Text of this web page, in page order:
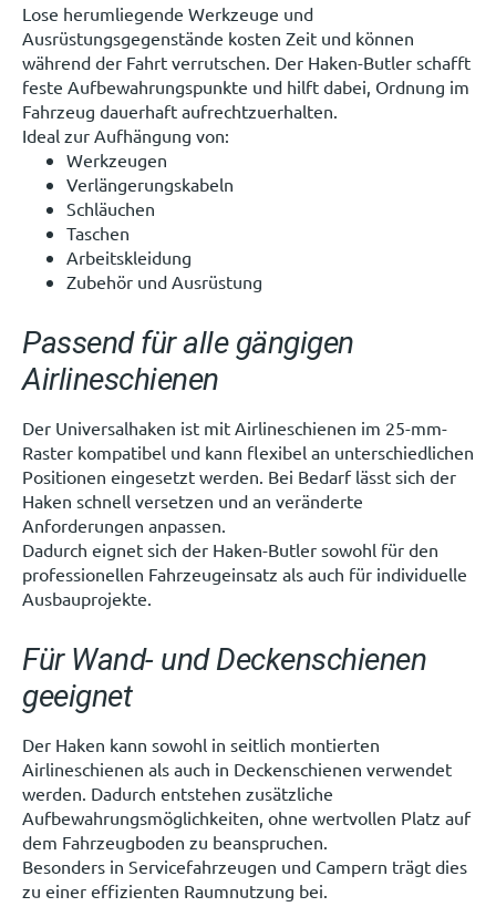
Lose herumliegende Werkzeuge und
Ausrüstungsgegenstände kosten Zeit und können
während der Fahrt verrutschen. Der Haken-Butler schafft
feste Aufbewahrungspunkte und hilft dabei, Ordnung im
Fahrzeug dauerhaft aufrechtzuerhalten.
Ideal zur Aufhängung von:
Werkzeugen
Verlängerungskabeln
Schläuchen
Taschen
Arbeitskleidung
Zubehör und Ausrüstung
Passend für alle gängigen
Airlineschienen
Der Universalhaken ist mit Airlineschienen im 25-mm-
Raster kompatibel und kann flexibel an unterschiedlichen
Positionen eingesetzt werden. Bei Bedarf lässt sich der
Haken schnell versetzen und an veränderte
Anforderungen anpassen.
Dadurch eignet sich der Haken-Butler sowohl für den
professionellen Fahrzeugeinsatz als auch für individuelle
Ausbauprojekte.
Für Wand- und Deckenschienen
geeignet
Der Haken kann sowohl in seitlich montierten
Airlineschienen als auch in Deckenschienen verwendet
werden. Dadurch entstehen zusätzliche
Aufbewahrungsmöglichkeiten, ohne wertvollen Platz auf
dem Fahrzeugboden zu beanspruchen.
Besonders in Servicefahrzeugen und Campern trägt dies
zu einer effizienten Raumnutzung bei.